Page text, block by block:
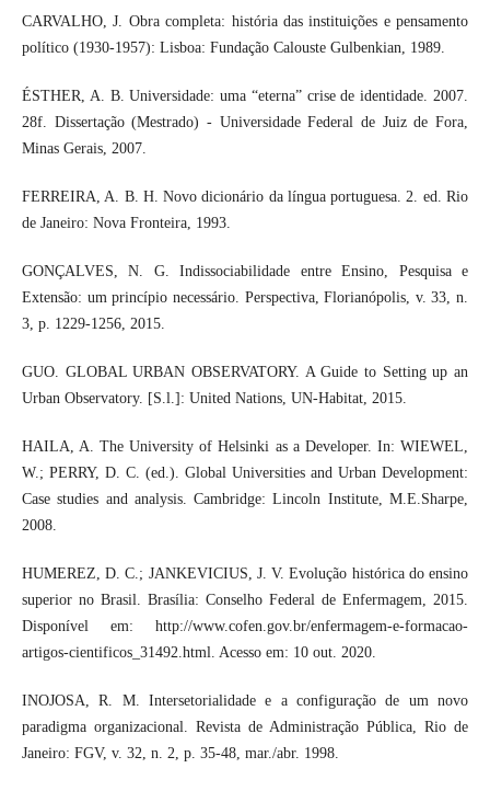
CARVALHO, J. Obra completa: história das instituições e pensamento
político (1930-1957): Lisboa: Fundação Calouste Gulbenkian, 1989.
ÉSTHER, A. B. Universidade: uma “eterna” crise de identidade. 2007.
28f. Dissertação (Mestrado) - Universidade Federal de Juiz de Fora,
Minas Gerais, 2007.
FERREIRA, A. B. H. Novo dicionário da língua portuguesa. 2. ed. Rio
de Janeiro: Nova Fronteira, 1993.
GONÇALVES, N. G. Indissociabilidade entre Ensino, Pesquisa e
Extensão: um princípio necessário. Perspectiva, Florianópolis, v. 33, n.
3, p. 1229-1256, 2015.
GUO. GLOBAL URBAN OBSERVATORY. A Guide to Setting up an
Urban Observatory. [S.l.]: United Nations, UN-Habitat, 2015.
HAILA, A. The University of Helsinki as a Developer. In: WIEWEL,
W.; PERRY, D. C. (ed.). Global Universities and Urban Development:
Case studies and analysis. Cambridge: Lincoln Institute, M.E.Sharpe,
2008.
HUMEREZ, D. C.; JANKEVICIUS, J. V. Evolução histórica do ensino
superior no Brasil. Brasília: Conselho Federal de Enfermagem, 2015.
Disponível em: http://www.cofen.gov.br/enfermagem-e-formacao-
artigos-cientificos_31492.html. Acesso em: 10 out. 2020.
INOJOSA, R. M. Intersetorialidade e a configuração de um novo
paradigma organizacional. Revista de Administração Pública, Rio de
Janeiro: FGV, v. 32, n. 2, p. 35-48, mar./abr. 1998.